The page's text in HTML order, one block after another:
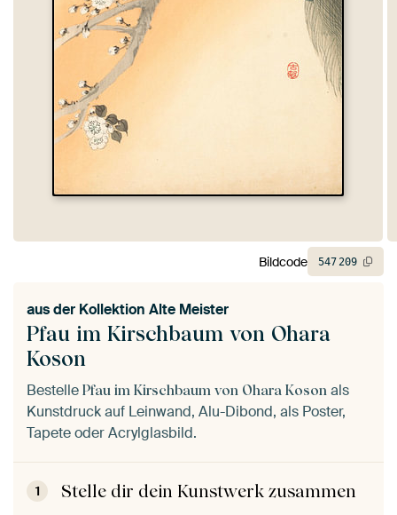
Pfau im Kirschbaum von Ohara
Koson
aus der Kollektion Alte Meister
Bestelle Pfau im Kirschbaum von Ohara Koson als
Kunstdruck auf Leinwand, Alu-Dibond, als Poster,
Tapete oder Acrylglasbild.
1 Stelle dir dein Kunstwerk zusammen
Bildcode 547209